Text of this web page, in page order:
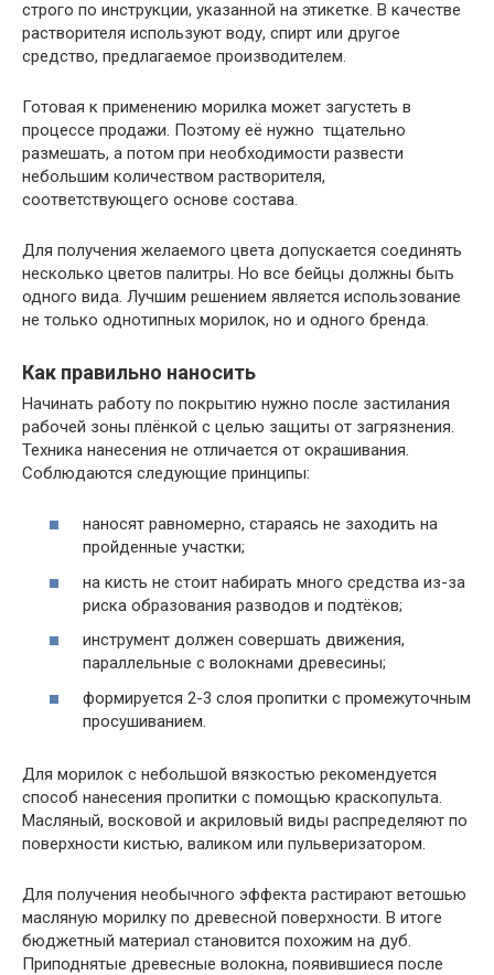
строго по инструкции, указанной на этикетке. В качестве
растворителя используют воду, спирт или другое
средство, предлагаемое производителем.
Готовая к применению морилка может загустеть в
процессе продажи. Поэтому её нужно тщательно
размешать, а потом при необходимости развести
небольшим количеством растворителя,
соответствующего основе состава.
Для получения желаемого цвета допускается соединять
несколько цветов палитры. Но все бейцы должны быть
одного вида. Лучшим решением является использование
не только однотипных морилок, но и одного бренда.
Как правильно наносить
Начинать работу по покрытию нужно после застилания
рабочей зоны плёнкой с целью защиты от загрязнения.
Техника нанесения не отличается от окрашивания.
Соблюдаются следующие принципы:
наносят равномерно, стараясь не заходить на
пройденные участки;
на кисть не стоит набирать много средства из-за
риска образования разводов и подтёков;
инструмент должен совершать движения,
параллельные с волокнами древесины;
формируется 2-3 слоя пропитки с промежуточным
просушиванием.
Для морилок с небольшой вязкостью рекомендуется
способ нанесения пропитки с помощью краскопульта.
Масляный, восковой и акриловый виды распределяют по
поверхности кистью, валиком или пульверизатором.
Для получения необычного эффекта растирают ветошью
масляную морилку по древесной поверхности. В итоге
бюджетный материал становится похожим на дуб.
Приподнятые древесные волокна, появившиеся после